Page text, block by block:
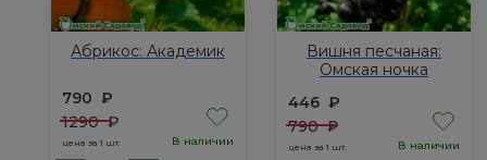
Абрикос: Академик
790 ₽
1290₽
цена за 1 шт. В наличии
Вишня песчаная:
Омская ночка
446 ₽
790₽
цена за 1 шт. В наличии